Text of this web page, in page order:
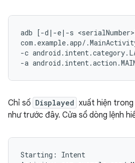
adb [-d|-e|-s
com.example.app/
-c
Chỉ số Displayed xuất hiện
như trước đây. Cửa sổ dòng lệnh
Starting: Intent